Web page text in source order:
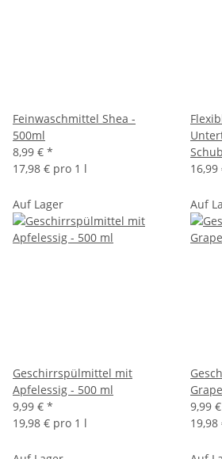
Feinwaschmittel Shea -
500ml
8,99 € *
17,98 € pro 1 l
16,99
Auf Lager
Geschirrspülmittel mit
Apfelessig - 500 ml
9,99 € *
19,98 € pro 1 l
Auf
9,99 €